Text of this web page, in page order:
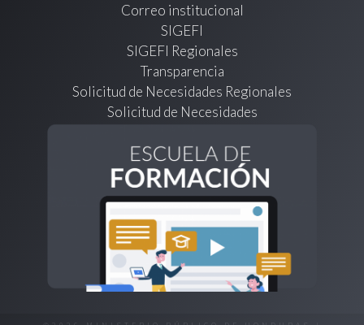
Correo institucional
SIGEFI
SIGEFI Regionales
Transparencia
Solicitud de Necesidades Regionales
Solicitud de Necesidades